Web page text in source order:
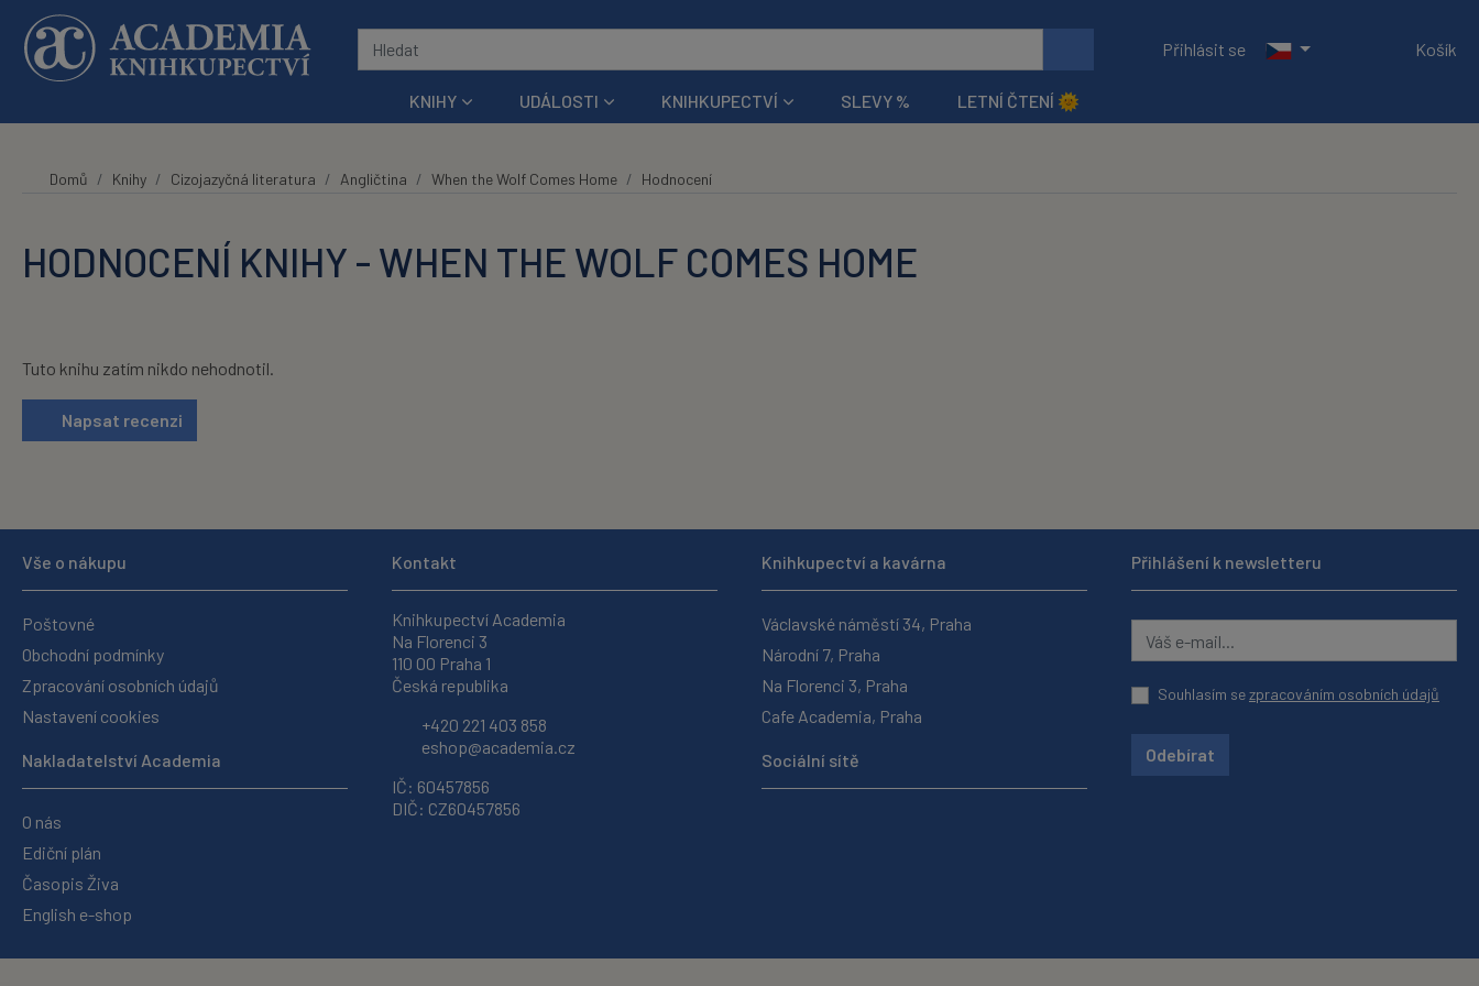
Přeskočit na hlavní obsah
Přihlásit se
Košík
KNIHY UDÁLOSTI KNIHKUPECTVÍ SLEVY % LETNÍ ČTENÍ 🌞
Domů Knihy Cizojazyčná literatura Angličtina When the Wolf Comes Home Hodnocení
HODNOCENÍ KNIHY - WHEN THE WOLF COMES HOME
Tuto knihu zatím nikdo nehodnotil.
Napsat recenzi
Vše o nákupu
Poštovné
Obchodní podmínky
Zpracování osobních údajů
Nastavení cookies
Nakladatelství Academia
O nás
Ediční plán
Časopis Živa
English e-shop
Kontakt
Knihkupectví Academia
Na Florenci 3
110 00 Praha 1
Česká republika
+420 221 403 858
eshop@academia.cz
IČ: 60457856
DIČ: CZ60457856
Knihkupectví a kavárna
Václavské náměstí 34, Praha
Národní 7, Praha
Na Florenci 3, Praha
Cafe Academia, Praha
Sociální sítě
Přihlášení k newsletteru
Souhlasím sezpracováním osobních údajů
Odebírat